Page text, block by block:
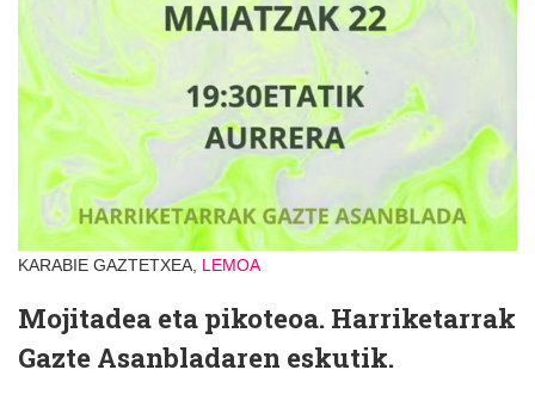
KARABIE GAZTETXEA, LEMOA
Mojitadea eta pikoteoa. Harriketarrak
Gazte Asanbladaren eskutik.